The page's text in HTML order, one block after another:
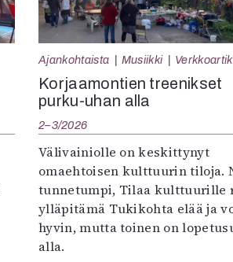
Ajankohtaista Musiikki
Korjaamontien treenikset
purku-uhan alla
2–3/2026
Välivainiolle on keskittynyt
omaehtoisen kulttuurin tiloja.
tunnetumpi, Tilaa kulttuurille
ylläpitämä Tukikohta elää ja
hyvin, mutta toinen on
alla.